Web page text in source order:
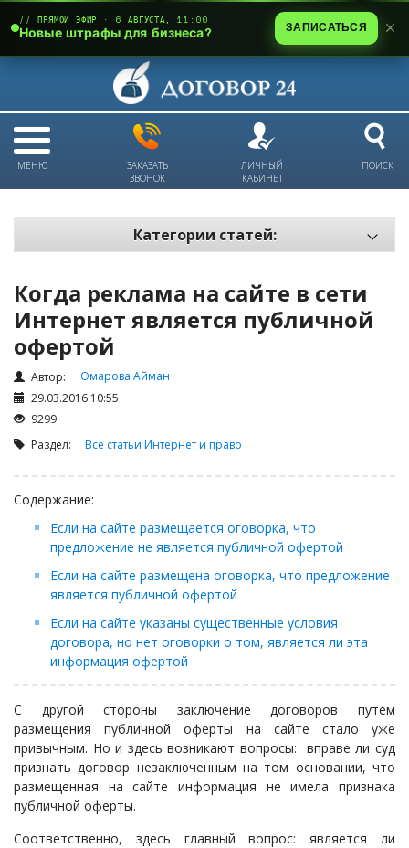
МЕНЮ
ЗАКАЗАТЬ
ЗВОНОК
ЛИЧНЫЙ
КАБИНЕТ
ПОИСК
Категории статей:
Электронный документооборот и цифровая подпись
Трудовые отношения
Техника безопасности и охрана труда
Изменения в законодательстве РК
Займы
Сбор долгов
Проверка государственных органов
Интернет и право
Корпоративные отношения
Государственные закупки
Заключение, изменение и расторжение договоров
Налоги и налогообложение
Новости сервиса
Архив
Когда реклама на сайте в сети
Интернет является публичной
офертой
Автор:
Омарова Айман
29.03.2016 10:55
9299
Раздел: Все статьи Интернет и право
Содержание:
Если на сайте размещается оговорка, что
предложение не является публичной офертой
Если на сайте размещена оговорка, что предложение
является публичной офертой
Если на сайте указаны существенные условия
договора, но нет оговорки о том, является ли эта
информация офертой
С другой стороны заключение договоров путем
размещения публичной оферты на сайте стало уже
привычным. Но и здесь возникают вопросы: вправе ли суд
признать договор незаключенным на том основании, что
размещенная на сайте информация не имела признака
публичной оферты.
Соответственно, здесь главный вопрос: является ли
// ПРЯМОЙ ЭФИР · 6 АВГУСТА, 11:00
Новые штрафы для бизнеса? ЗАПИСАТЬСЯ